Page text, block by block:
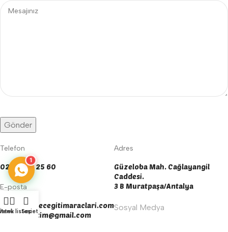
Telefon
0242 606 25 60
E-posta
info@yengecegitimaraclari.com
yengecegitim@gmail.com
Adres
Güzeloba Mah. Cağlayangil
Caddesi.
3 B Muratpaşa/Antalya
Sosyal Medya
İstek listesi
Sepet
1